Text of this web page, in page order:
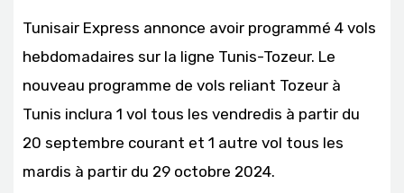
Tunisair Express annonce avoir programmé 4 vols
hebdomadaires sur la ligne Tunis-Tozeur. Le
nouveau programme de vols reliant Tozeur à
Tunis inclura 1 vol tous les vendredis à partir du
20 septembre courant et 1 autre vol tous les
mardis à partir du 29 octobre 2024.